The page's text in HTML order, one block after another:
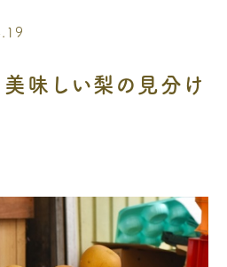
味しい梨の見分け